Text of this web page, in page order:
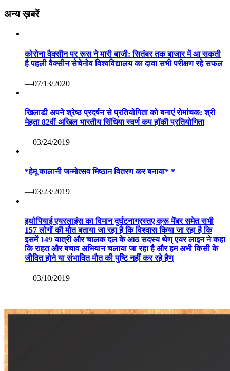
अन्य ख़बरें
कोरोना वैक्सीन पर रूस ने मारी बाजी: सितंबर तक बाजार में आ सकती
है पहली वैक्सीन सेचेनोव विश्वविद्यालय का दावा सभी परीक्षण रहे सफल
—07/13/2020
खिलाडी अपने श्रेष्ठ प्रदर्षन से प्रतियोगिता को बनाएं रोमांचक: श्री
मेहता 82वीं अखिल भारतीय सिंधिया स्वर्ण कप हॉकी प्रतियोगिता
—03/24/2019
*हेमू कालानी जन्मोत्सव मिष्ठान वितरण कर बनाया* *
—03/23/2019
इथोपियाई एयरलाइंस का विमान दुर्घटनाग्रस्तए क्रू मेंबर समेत सभी
157 लोगों की मौत बताया जा रहा है कि विश्वास किया जा रहा है कि
इसमें 149 यात्री और चालक दल के आठ सदस्य थेण् एयर लाइन ने कहा
कि राहत और बचाव अभियान चलाया जा रहा है और हम अभी किसी के
जीवित होने या संभावित मौत की पुष्टि नहीं कर रहे हैण्
—03/10/2019